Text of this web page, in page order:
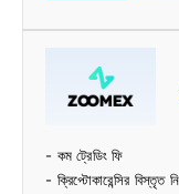
- কম ট্রেডিং ফি
- ক্রিপ্টোকারেন্সির বিস্তৃত